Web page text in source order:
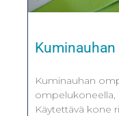
Kuminauhan
ompelukoneella,
Käytettävä kone